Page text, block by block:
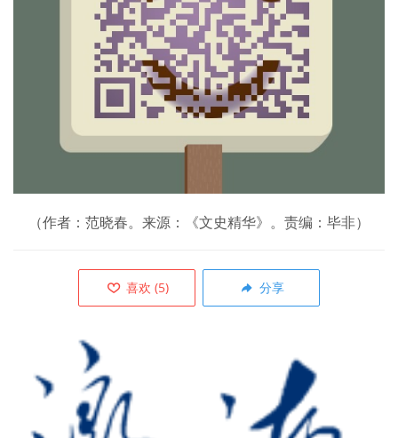
（作者：范晓春。来源：《文史精华》。责编：毕非）
喜欢 (5) 分享